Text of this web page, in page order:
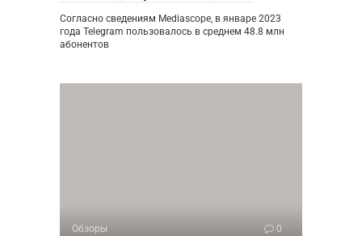
Согласно сведениям Mediascope, в январе 2023
года Telegram пользовалось в среднем 48.8 млн
абонентов
Обзоры 0